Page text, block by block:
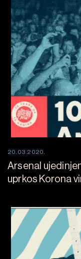
20.03.2020.
Arsenal
uprkos Korona